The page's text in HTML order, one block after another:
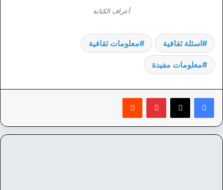
أعراف الكتابة
اسئلة ثقافية معلومات ثقافية
معلومات مفيدة
بينتيريست